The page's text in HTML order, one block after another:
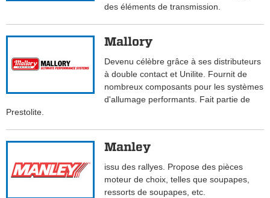
des éléments de transmission.
Mallory
Devenu célèbre grâce à ses distributeurs
à double contact et Unilite. Fournit de
nombreux composants pour les systèmes
d'allumage performants. Fait partie de
Prestolite.
Manley
issu des rallyes. Propose des pièces
moteur de choix, telles que soupapes,
ressorts de soupapes, etc.